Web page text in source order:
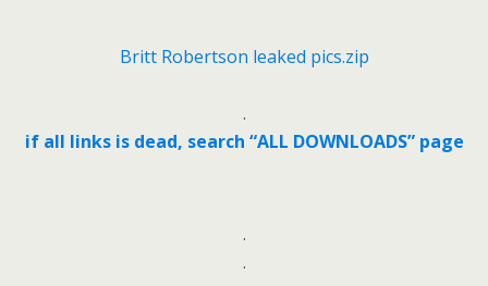
Britt Robertson leaked pics.zip
.
if all links is dead, search “ALL DOWNLOADS” page
.
.